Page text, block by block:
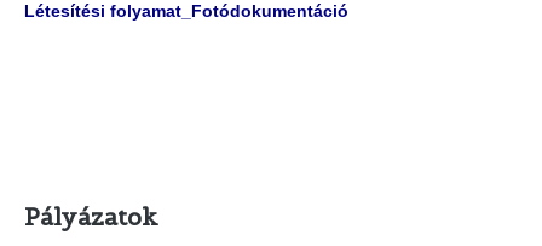
Létesítési folyamat_Fotódokumentáció
Pályázatok